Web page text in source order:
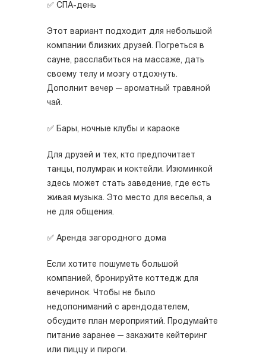
✅ СПА-день
Этот вариант подходит для небольшой
компании близких друзей. Погреться в
сауне, расслабиться на массаже, дать
своему телу и мозгу отдохнуть.
Дополнит вечер — ароматный травяной
чай.
✅ Бары, ночные клубы и караоке
Для друзей и тех, кто предпочитает
танцы, полумрак и коктейли. Изюминкой
здесь может стать заведение, где есть
живая музыка. Это место для веселья, а
не для общения.
✅ Аренда загородного дома
Если хотите пошуметь большой
компанией, бронируйте коттедж для
вечеринок. Чтобы не было
недопониманий с арендодателем,
обсудите план мероприятий. Продумайте
питание заранее — закажите кейтеринг
или пиццу и пироги.